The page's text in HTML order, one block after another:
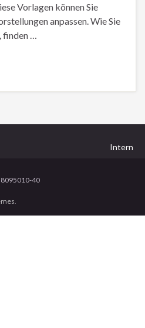
Vorlagen können Sie
anpassen. Wie Sie
finden …
Intern
8095010-40